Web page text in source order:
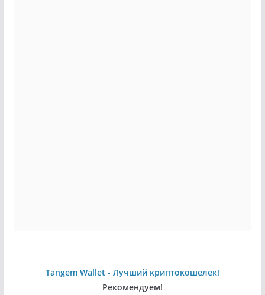
Tangem Wallet - Лучший криптокошелек!
Рекомендуем!